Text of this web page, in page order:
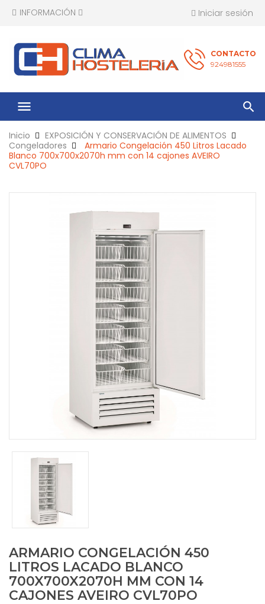
INFORMACIÓN Iniciar sesión
CONTACTO
924981555
menu
Inicio
EXPOSICIÓN Y CONSERVACIÓN DE ALIMENTOS
Congeladores
Armario Congelación 450 Litros Lacado
Blanco 700x700x2070h mm con 14 cajones AVEIRO
CVL70PO
ARMARIO CONGELACIÓN 450
LITROS LACADO BLANCO
700X700X2070H MM CON 14
CAJONES AVEIRO CVL70PO